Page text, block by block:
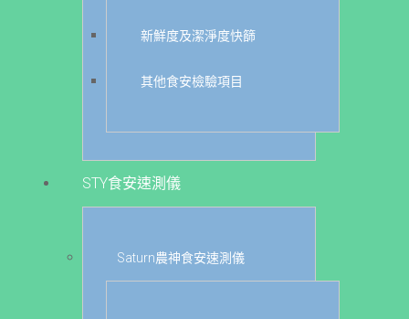
新鮮度及潔淨度快篩
其他食安檢驗項目
STY食安速測儀
Saturn農神食安速測儀